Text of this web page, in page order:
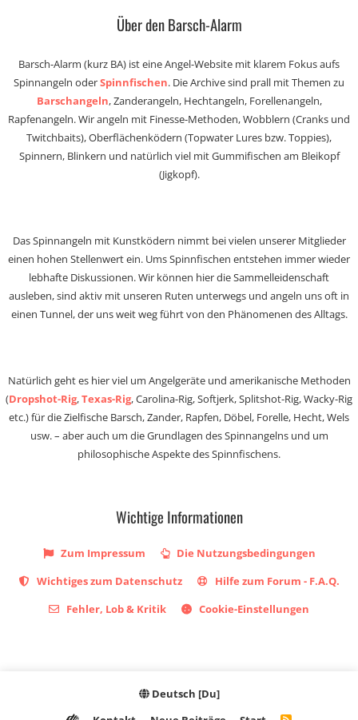
Über den Barsch-Alarm
Barsch-Alarm (kurz BA) ist eine Angel-Website mit klarem Fokus aufs
Spinnangeln oderSpinnfischen. Die Archive sind prall mit Themen zu
Barschangeln, Zanderangeln, Hechtangeln, Forellenangeln,
Rapfenangeln. Wir angeln mit Finesse-Methoden, Wobblern (Cranks und
Twitchbaits), Oberflächenködern (Topwater Lures bzw. Toppies),
Spinnern, Blinkern und natürlich viel mit Gummifischen am Bleikopf
(Jigkopf).
Das Spinnangeln mit Kunstködern nimmt bei vielen unserer Mitglieder
einen hohen Stellenwert ein. Ums Spinnfischen entstehen immer wieder
lebhafte Diskussionen. Wir können hier die Sammelleidenschaft
ausleben, sind aktiv mit unseren Ruten unterwegs und angeln uns oft in
einen Tunnel, der uns weit weg führt von den Phänomenen des Alltags.
Natürlich geht es hier viel um Angelgeräte und amerikanische Methoden
(Dropshot-Rig,Texas-Rig, Carolina-Rig, Softjerk, Splitshot-Rig, Wacky-Rig
etc.) für die Zielfische Barsch, Zander, Rapfen, Döbel, Forelle, Hecht, Wels
usw. – aber auch um die Grundlagen des Spinnangelns und um
philosophische Aspekte des Spinnfischens.
Wichtige Informationen
Zum Impressum
Die Nutzungsbedingungen
Wichtiges zum Datenschutz
Hilfe zum Forum - F.A.Q.
Fehler, Lob & Kritik
Cookie-Einstellungen
Deutsch [Du]